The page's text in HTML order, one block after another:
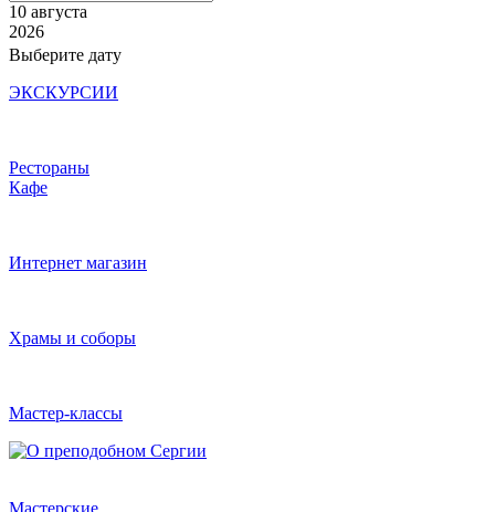
10 августа
2026
Выберите дату
ЭКСКУРСИИ
Рестораны
Кафе
Интернет магазин
Храмы и соборы
Мастер-классы
Мастерские